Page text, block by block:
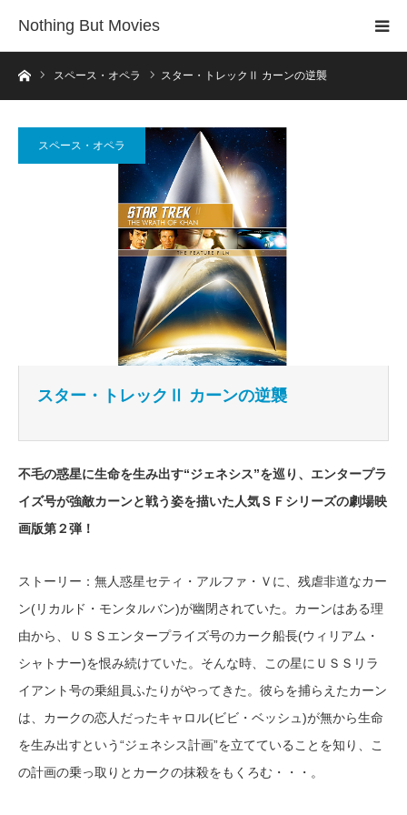
Nothing But Movies
ホームスペース・オペラ スター・トレックⅡ カーンの逆襲
スペース・オペラ
スター・トレックⅡ カーンの逆襲
不毛の惑星に生命を生み出す“ジェネシス”を巡り、エンタープラ
イズ号が強敵カーンと戦う姿を描いた人気ＳＦシリーズの劇場映
画版第２弾！
ストーリー：無人惑星セティ・アルファ・Ｖに、残虐非道なカー
ン(リカルド・モンタルバン)が幽閉されていた。カーンはある理
由から、ＵＳＳエンタープライズ号のカーク船長(ウィリアム・
シャトナー)を恨み続けていた。そんな時、この星にＵＳＳリラ
イアント号の乗組員ふたりがやってきた。彼らを捕らえたカーン
は、カークの恋人だったキャロル(ビビ・ベッシュ)が無から生命
を生み出すという“ジェネシス計画”を立てていることを知り、こ
の計画の乗っ取りとカークの抹殺をもくろむ・・・。